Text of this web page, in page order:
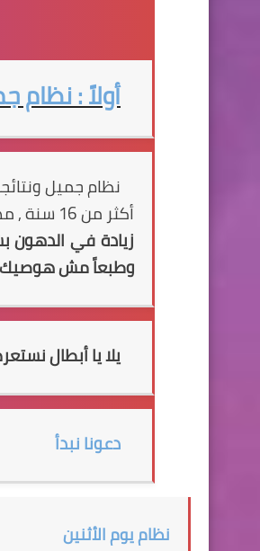
أولاً : نظام
نظام جميل
أكثر من 16 سنة , مهما كان وزنك لو أتبعت هذا النظام
زيادة في
وطبعاً مش هوصيك
يلا يا أبطال
دعونا نبدأ
نظام يوم الأثنين